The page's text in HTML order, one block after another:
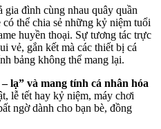
đình cùng nhau quây quần
thể chia sẻ những kỷ niệm tuổi
huyền thoại. Sự tương tác trực
vẻ, gắn kết mà các thiết bị cá
bảng không thể mang lại.
lạ” và mang tính cá nhân hóa
lễ tết hay kỷ niệm, máy chơi
ngờ dành cho bạn bè, đồng